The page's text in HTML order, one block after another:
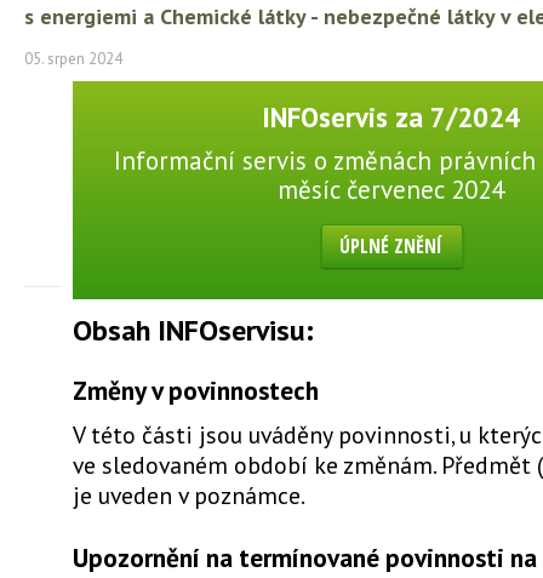
s energiemi a Chemické látky - nebezpečné látky v
05. srpen 2024
INFOservis za 7/2024
Informační servis o změnách právních
měsíc červenec 2024
ÚPLNÉ ZNĚNÍ
Obsah INFOservisu:
Změny v povinnostech
V této části jsou uváděny povinnosti, u
ve sledovaném období ke změnám. Předmět
je uveden v poznámce.
Upozornění na termínované povinnosti